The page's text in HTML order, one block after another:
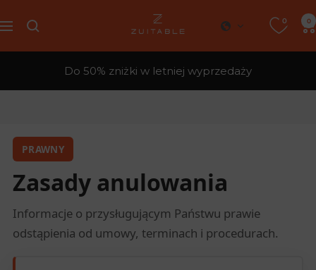
do
Nawigacja
Zuitable 0 0
Do 50% zniżki w letniej wyprzedaży
PRAWNY
Zasady anulowania
Informacje o przysługującym Państwu prawie
odstąpienia od umowy, terminach i procedurach.